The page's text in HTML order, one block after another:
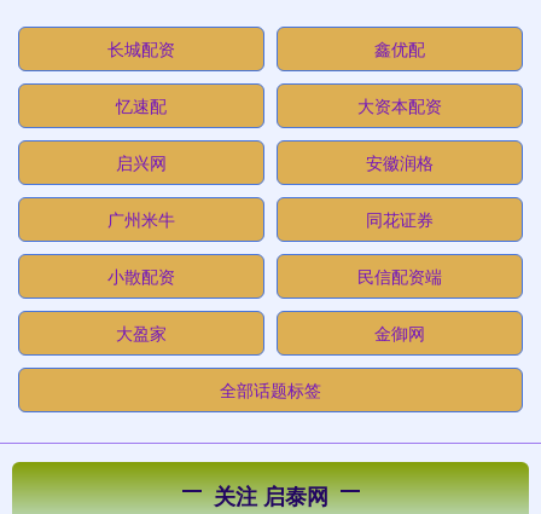
长城配资 鑫优配
忆速配 大资本配资
启兴网 安徽润格
广州米牛 同花证券
小散配资 民信配资端
大盈家 金御网
全部话题标签
关注 启泰网